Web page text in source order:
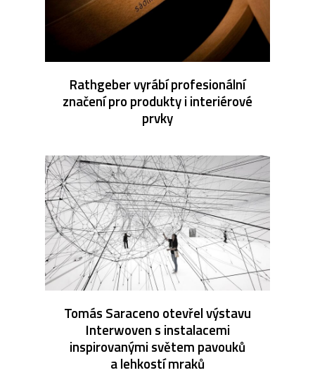
Rathgeber vyrábí profesionální
značení pro produkty i interiérové
prvky
Tomás Saraceno otevřel výstavu
Interwoven s instalacemi
inspirovanými světem pavouků
a lehkostí mraků